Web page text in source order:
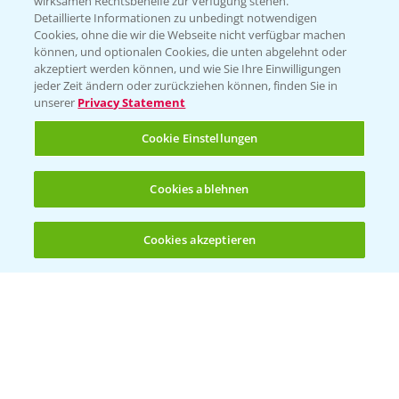
Folgen Sie uns
Allgemeine Nutzungsbedingungen
Datenschutzerklärung
Detaillierte Informationen zu unbedingt notwendigen
Cookies, ohne die wir die Webseite nicht verfügbar machen
können, und optionalen Cookies, die unten abgelehnt oder
akzeptiert werden können, und wie Sie Ihre Einwilligungen
jeder Zeit ändern oder zurückziehen können, finden Sie in
unserer Privacy Statement
Cookie Einstellungen
Cookies ablehnen
Cookies akzeptieren